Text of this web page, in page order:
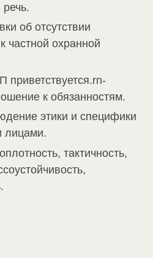
речь.
об отсутствии
частной охранной
к обязанностям.
этики и специфики
лицами.
тактичность,